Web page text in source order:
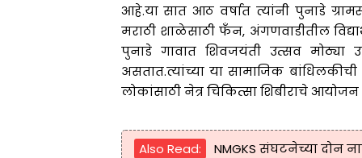
आहे.या सात आठ वर्षात त्यांनी पुनाडे
मराठी शाळेसाठी फँन, अंगणवाडीतील
पुनाडे गावात शिवजयंती उत्सव मोठ्या
असतात.त्यांच्या या सामाजिक
लोकांसाठी नेत्र चिकित्सा शिबीराचे
Also Read: NMGKS संघटनेच्या दोन